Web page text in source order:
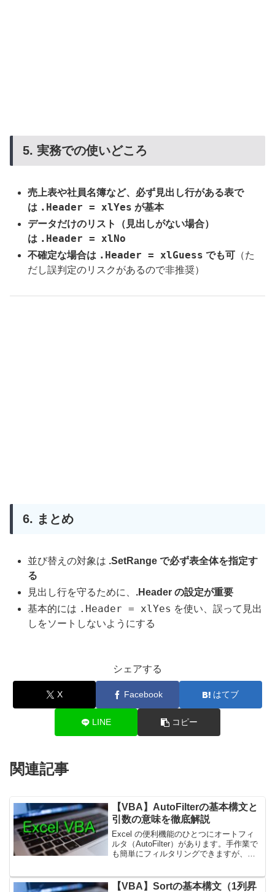
5. 実務での使いどころ
売上表や社員名簿など、必ず見出し行がある表で
は .Header = xlYes が基本
データだけのリスト（見出しがない場合）
は .Header = xlNo
不確定な場合は .Header = xlGuess でも可 （た
だし誤判定のリスクがあるので非推奨）
6. まとめ
並び替えの対象は .SetRange で必ず表全体を指定す
る
見出し行を守るために、 .Header の設定が重要
基本的には .Header = xlYes を使い、誤って見出
しをソートしないようにする
シェアする
X Facebook はてブ
LINE コピー
関連記事
【VBA】AutoFilterの基本構文と
引数の意味を徹底解説
Excel の便利機能のひとつにオートフィ
ルタ（AutoFilter）があります。手作業で
も簡単にフィルタリングできますが、
AutoFilter の基本構文と引数の意...
【VBA】Sortの基本構文（1列昇